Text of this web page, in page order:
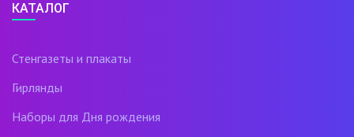
КАТАЛОГ
Стенгазеты и плакаты
Гирлянды
Наборы для Дня рождения